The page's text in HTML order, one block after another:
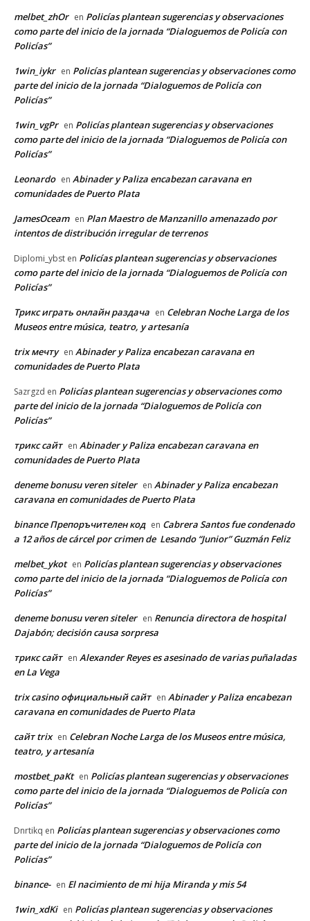
melbet_zhOr en Policías plantean sugerencias y observaciones
como parte del inicio de la jornada “Dialoguemos de Policía con
Policías”
1win_iykr en Policías plantean sugerencias y observaciones como
parte del inicio de la jornada “Dialoguemos de Policía con
Policías”
1win_vgPr en Policías plantean sugerencias y observaciones
como parte del inicio de la jornada “Dialoguemos de Policía con
Policías”
Leonardo en Abinader y Paliza encabezan caravana en
comunidades de Puerto Plata
JamesOceam en Plan Maestro de Manzanillo amenazado por
intentos de distribución irregular de terrenos
Diplomi_ybst en Policías plantean sugerencias y observaciones
como parte del inicio de la jornada “Dialoguemos de Policía con
Policías”
Трикс играть онлайн раздача en Celebran Noche Larga de los
Museos entre música, teatro, y artesanía
trix мечту en Abinader y Paliza encabezan caravana en
comunidades de Puerto Plata
Sazrgzd en Policías plantean sugerencias y observaciones como
parte del inicio de la jornada “Dialoguemos de Policía con
Policías”
трикс сайт en Abinader y Paliza encabezan caravana en
comunidades de Puerto Plata
deneme bonusu veren siteler en Abinader y Paliza encabezan
caravana en comunidades de Puerto Plata
binance Препоръчителен код en Cabrera Santos fue condenado
a 12 años de cárcel por crimen de Lesando “Junior” Guzmán Feliz
melbet_ykot en Policías plantean sugerencias y observaciones
como parte del inicio de la jornada “Dialoguemos de Policía con
Policías”
deneme bonusu veren siteler en Renuncia directora de hospital
Dajabón; decisión causa sorpresa
трикс сайт en Alexander Reyes es asesinado de varias puñaladas
en La Vega
trix casino официальный сайт en Abinader y Paliza encabezan
caravana en comunidades de Puerto Plata
сайт trix en Celebran Noche Larga de los Museos entre música,
teatro, y artesanía
mostbet_paKt en Policías plantean sugerencias y observaciones
como parte del inicio de la jornada “Dialoguemos de Policía con
Policías”
Dnrtikq en Policías plantean sugerencias y observaciones como
parte del inicio de la jornada “Dialoguemos de Policía con
Policías”
binance- en El nacimiento de mi hija Miranda y mis 54
1win_xdKi en Policías plantean sugerencias y observaciones